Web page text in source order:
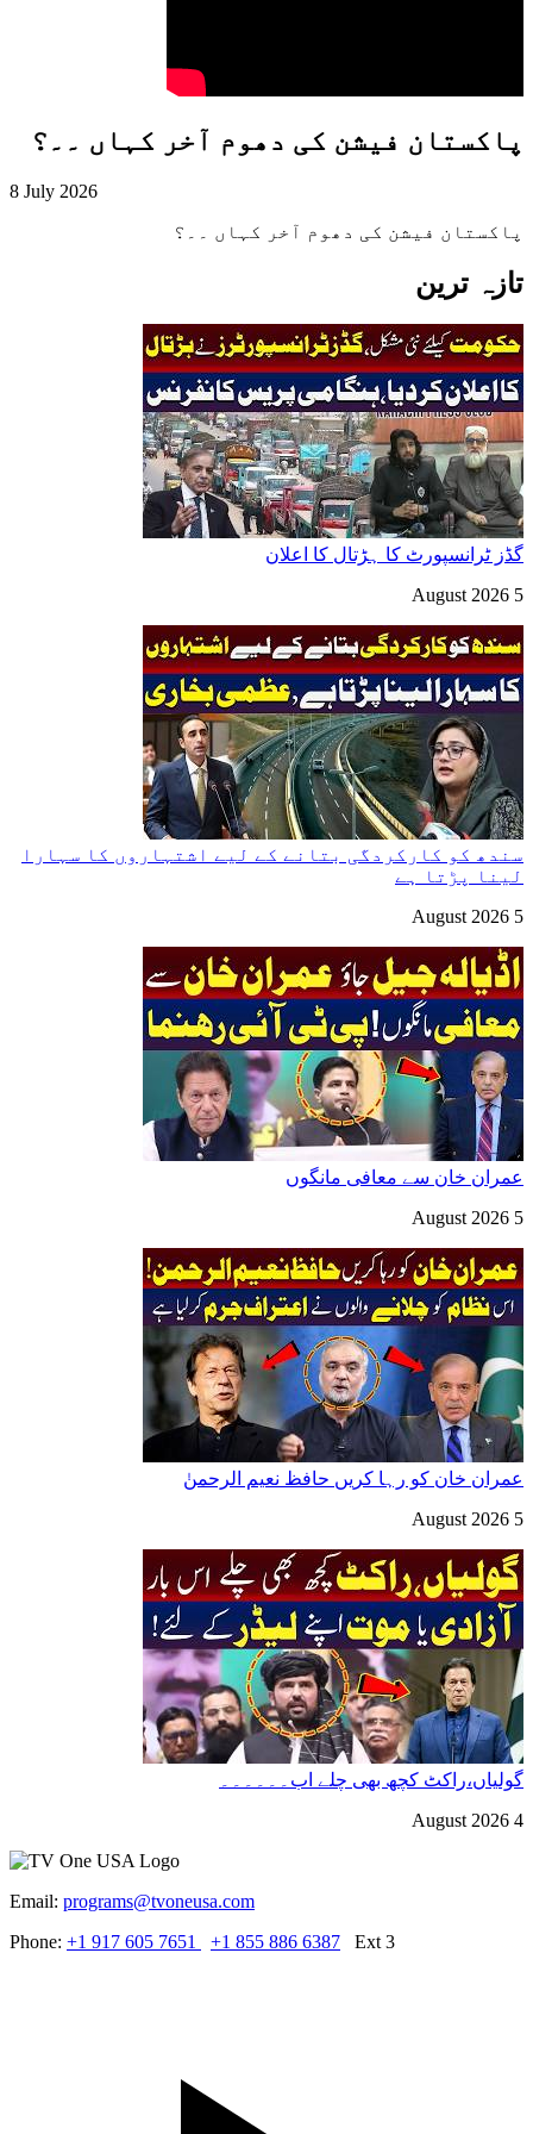
پاکستان فیشن کی دھوم آخر کہاں ۔۔؟
8 July 2026
پاکستان فیشن کی دھوم آخر کہاں ۔۔؟
تازہ ترین
گڈز ٹرانسپورٹ کا ہڑتال کا اعلان
5 August 2026
سندھ کو کارکردگی بتانے کے لیے اشتہاروں کا سہارا
لینا پڑتا ہے
5 August 2026
عمران خان سے معافی مانگوں
5 August 2026
عمران خان کو رہا کریں حافظ نعیم الرحمنٰ
5 August 2026
گولیاں،راکٹ کچھ بھی چلے اب۔۔۔۔۔۔
4 August 2026
Email: programs@tvoneusa.com
Phone: +1 917 605 7651 +1 855 886 6387 Ext 3